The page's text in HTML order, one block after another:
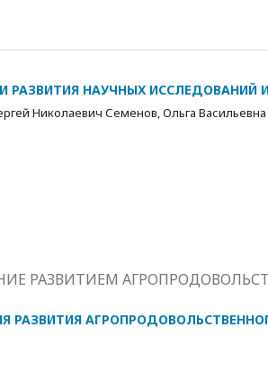
РАЗВИТИЯ НАУЧНЫХ ИССЛЕДОВАНИЙ
Николаевич Семенов, Ольга
РАЗВИТИЕМ
РАЗВИТИЯ